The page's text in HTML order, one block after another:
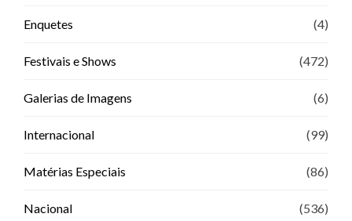
Enquetes (4)
Festivais e Shows (472)
Galerias de Imagens (6)
Internacional (99)
Matérias Especiais (86)
Nacional (536)